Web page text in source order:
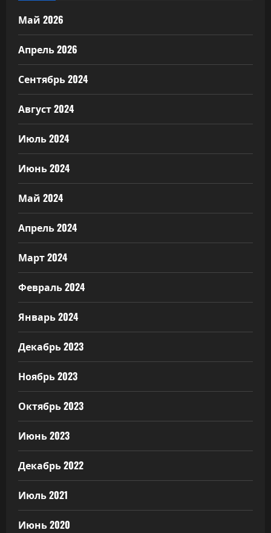
Май 2026
Апрель 2026
Сентябрь 2024
Август 2024
Июль 2024
Июнь 2024
Май 2024
Апрель 2024
Март 2024
Февраль 2024
Январь 2024
Декабрь 2023
Ноябрь 2023
Октябрь 2023
Июнь 2023
Декабрь 2022
Июль 2021
Июнь 2020